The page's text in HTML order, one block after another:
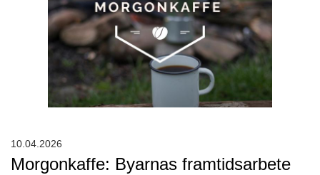
Morgonkaffe: Byarnas framtidsarbete
10.04.2026